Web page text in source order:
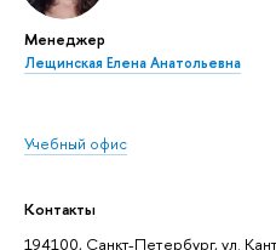
Менеджер
Лещинская Елена Анатольевна
Учебный офис
Контакты
194100, Санкт-Петербург, ул.